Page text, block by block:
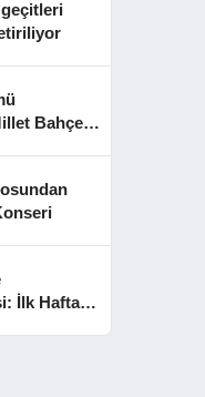
geçitleri
Bahçesi
İlk Haftada